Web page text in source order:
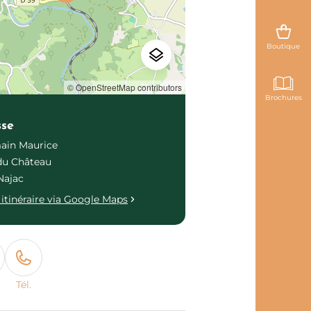
Boutique
Brochures
© OpenStreetMap contributors
Maurice
Château
via Google Maps
Tél.